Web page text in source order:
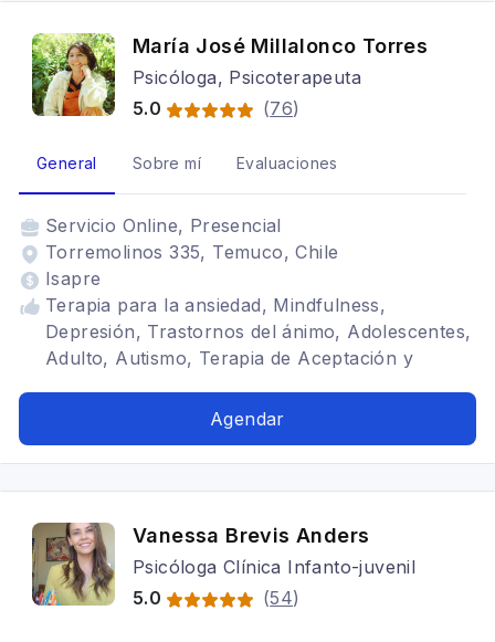
María José Millalonco Torres
Psicóloga, Psicoterapeuta
5.0
(76)
General Sobre mí Evaluaciones
Servicio Online, Presencial
Torremolinos 335, Temuco, Chile
Isapre
Terapia para la ansiedad, Mindfulness,
Depresión, Trastornos del ánimo, Adolescentes,
Adulto, Autismo, Terapia de Aceptación y
sistemica, Estrés postraumático, Enfoque
TDAH
Agendar
Vanessa Brevis Anders
Psicóloga Clínica Infanto-juvenil
5.0
(54)